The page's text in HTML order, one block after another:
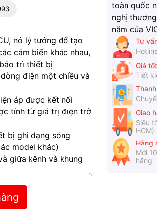
nó lý tưởng để tạo
cảm biến khác nhau,
trì thiết bị
điện một chiều và
áp được kết nối
tính từ giá trị điện trở
bị ghi dạng sóng
model khác)
giữa kênh và khung
toàn quốc
nghị
năm của
Tư
Giá
Tiết
Giao
Siêu
HCM)
Hàng
Mới
hãng